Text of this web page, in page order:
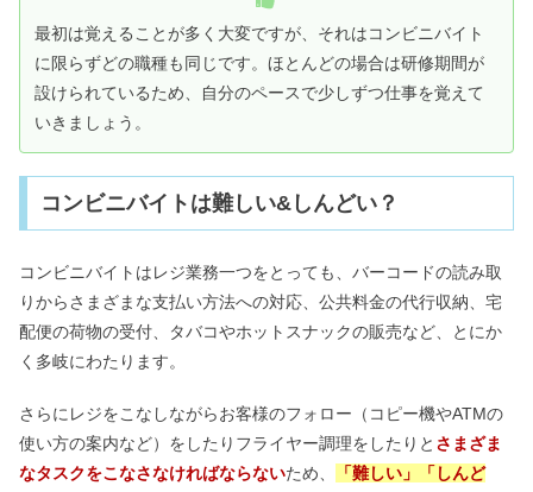
最初は覚えることが多く大変ですが、それはコンビニバイト
に限らずどの職種も同じです。ほとんどの場合は研修期間が
設けられているため、自分のペースで少しずつ仕事を覚えて
いきましょう。
コンビニバイトは難しい&しんどい？
コンビニバイトはレジ業務一つをとっても、バーコードの読み取
りからさまざまな支払い方法への対応、公共料金の代行収納、宅
配便の荷物の受付、タバコやホットスナックの販売など、とにか
く多岐にわたります。
さらにレジをこなしながらお客様のフォロー（コピー機やATMの
使い方の案内など）をしたりフライヤー調理をしたりと さまざま
なタスクをこなさなければならないため、
「難しい」「しんど